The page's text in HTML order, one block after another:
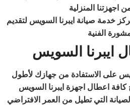
خدمة صيانة ايبرنا السويس لتقديم
الفنية
ايبرنا السويس
على الاستفادة من جهازك لأطول
اعطال اجهزة ايبرنا السويس
التي تطيل من العمر الافتراضي